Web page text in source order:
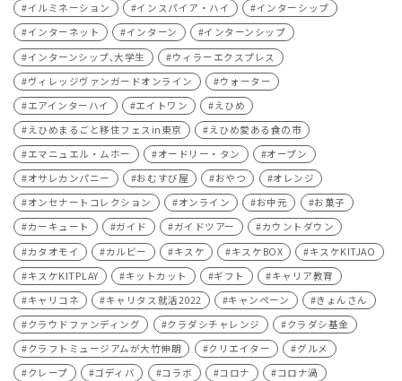
イルミネーション
インスパイア・ハイ
インターシップ
インターネット
インターン
インターンシップ
インターンシップ､大学生
ウィラーエクスプレス
ヴィレッジヴァンガードオンライン
ウォーター
エアインターハイ
エイトワン
えひめ
えひめまるごと移住フェスin東京
えひめ愛ある食の市
エマニュエル・ムホー
オードリー・タン
オープン
オサレカンパニー
おむすび屋 おやつ
オレンジ
オンセナートコレクション
オンライン お中元
お菓子
カーキュート
ガイド ガイドツアー
カウントダウン
カタオモイ
カルビー キスケ キスケBOX
キスケKITJAO
キスケKITPLAY
キットカット ギフト
キャリア教育
キャリコネ
キャリタス就活2022 キャンペーン
きょんさん
クラウドファンディング
クラダシチャレンジ
クラダシ基金
クラフトミュージアムが大竹伸朗
クリエイター
グルメ
クレープ
ゴディバ コラボ コロナ
コロナ渦